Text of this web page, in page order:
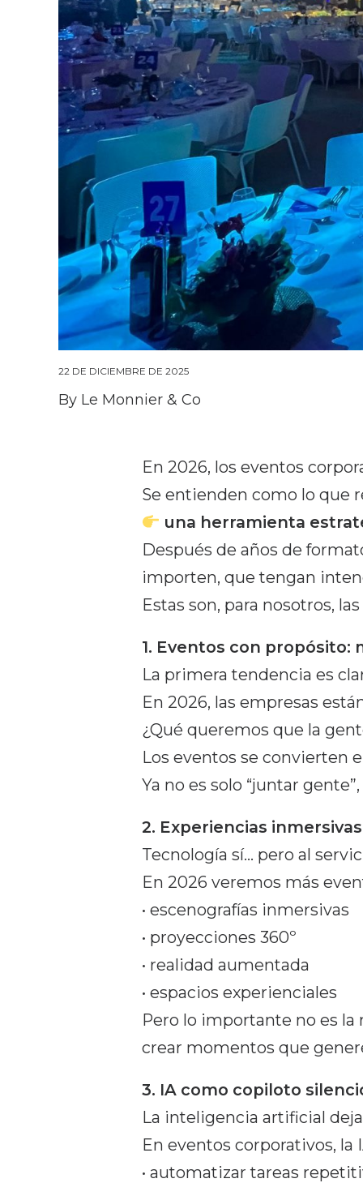
22 DE DICIEMBRE DE 2025
By Le Monnier & Co
En 2026, los eventos
Se entienden como lo que
una herramienta
Después de años de
importen, que tengan
Estas son, para nosotros, las
1. Eventos con propósito:
La primera tendencia es
En 2026, las empresas
¿Qué queremos que la
Los eventos se convierten
Ya no es solo “juntar
2. Experiencias
Tecnología sí… pero al
En 2026 veremos más
• escenografías inmersivas
• proyecciones 360º
• realidad aumentada
• espacios experienciales
Pero lo importante no es la
crear momentos que
3. IA como copiloto
La inteligencia artificial
En eventos corporativos, la
• automatizar tareas